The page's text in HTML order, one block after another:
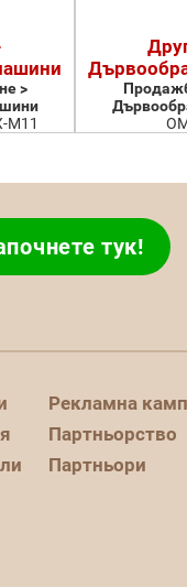
>
M11
тук!
Рекламна
Партньорство
Партньори